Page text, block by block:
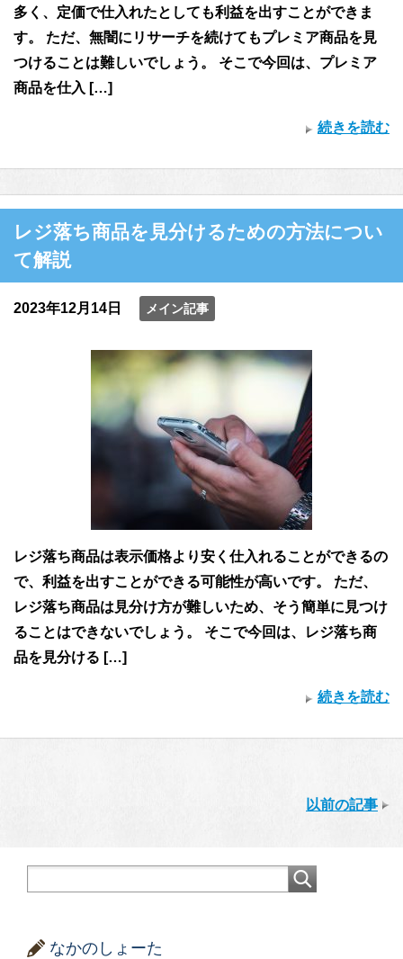
多く、定価で仕入れたとしても利益を出すことができま
す。 ただ、無闇にリサーチを続けてもプレミア商品を見
つけることは難しいでしょう。 そこで今回は、プレミア
商品を仕入 […]
続きを読む
レジ落ち商品を見分けるための方法につい
て解説
2023年12月14日 メイン記事
レジ落ち商品は表示価格より安く仕入れることができるの
で、利益を出すことができる可能性が高いです。 ただ、
レジ落ち商品は見分け方が難しいため、そう簡単に見つけ
ることはできないでしょう。 そこで今回は、レジ落ち商
品を見分ける […]
続きを読む
以前の記事
なかのしょーた